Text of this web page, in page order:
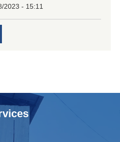
2023 - 15:11